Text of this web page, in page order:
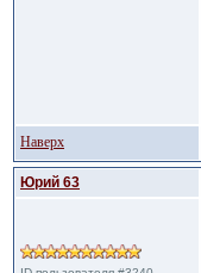
Наверх
Юрий 63